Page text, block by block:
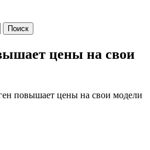
цены на свои
повышает цены на свои модели